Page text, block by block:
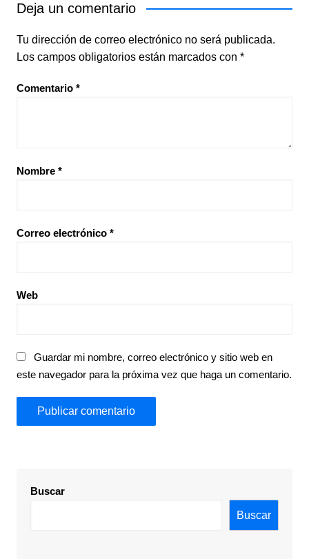
Deja un comentario
Tu dirección de correo electrónico no será publicada.
Los campos obligatorios están marcados con *
Comentario *
Nombre *
Correo electrónico *
Web
Guardar mi nombre, correo electrónico y sitio web en
este navegador para la próxima vez que haga un comentario.
Buscar
Buscar